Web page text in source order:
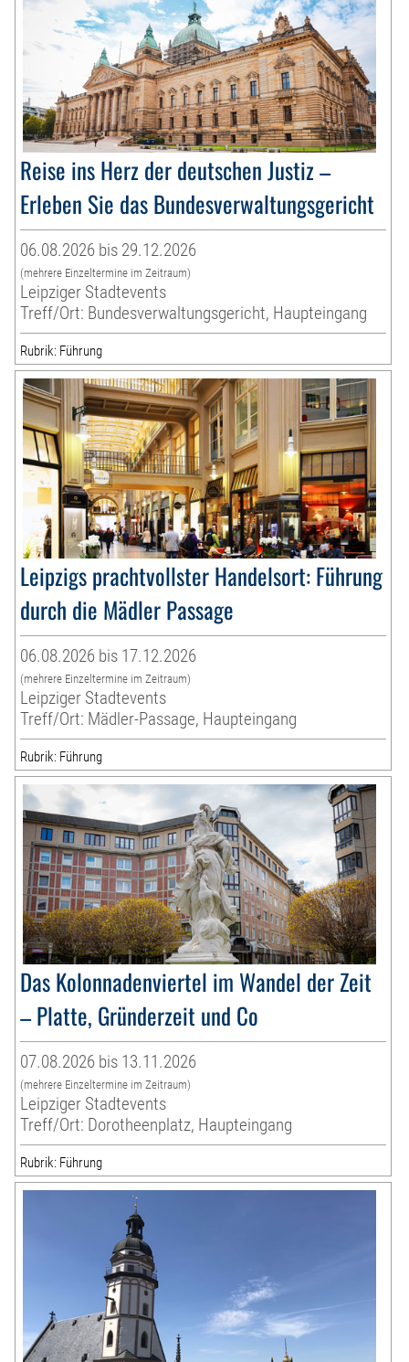
Reise ins Herz der deutschen Justiz –
Erleben Sie das Bundesverwaltungsgericht
06.08.2026 bis 29.12.2026
(mehrere Einzeltermine im Zeitraum)
Leipziger Stadtevents
Treff/Ort: Bundesverwaltungsgericht, Haupteingang
Rubrik: Führung
Leipzigs prachtvollster Handelsort: Führung
durch die Mädler Passage
06.08.2026 bis 17.12.2026
(mehrere Einzeltermine im Zeitraum)
Leipziger Stadtevents
Treff/Ort: Mädler-Passage, Haupteingang
Rubrik: Führung
Das Kolonnadenviertel im Wandel der Zeit
– Platte, Gründerzeit und Co
07.08.2026 bis 13.11.2026
(mehrere Einzeltermine im Zeitraum)
Leipziger Stadtevents
Treff/Ort: Dorotheenplatz, Haupteingang
Rubrik: Führung